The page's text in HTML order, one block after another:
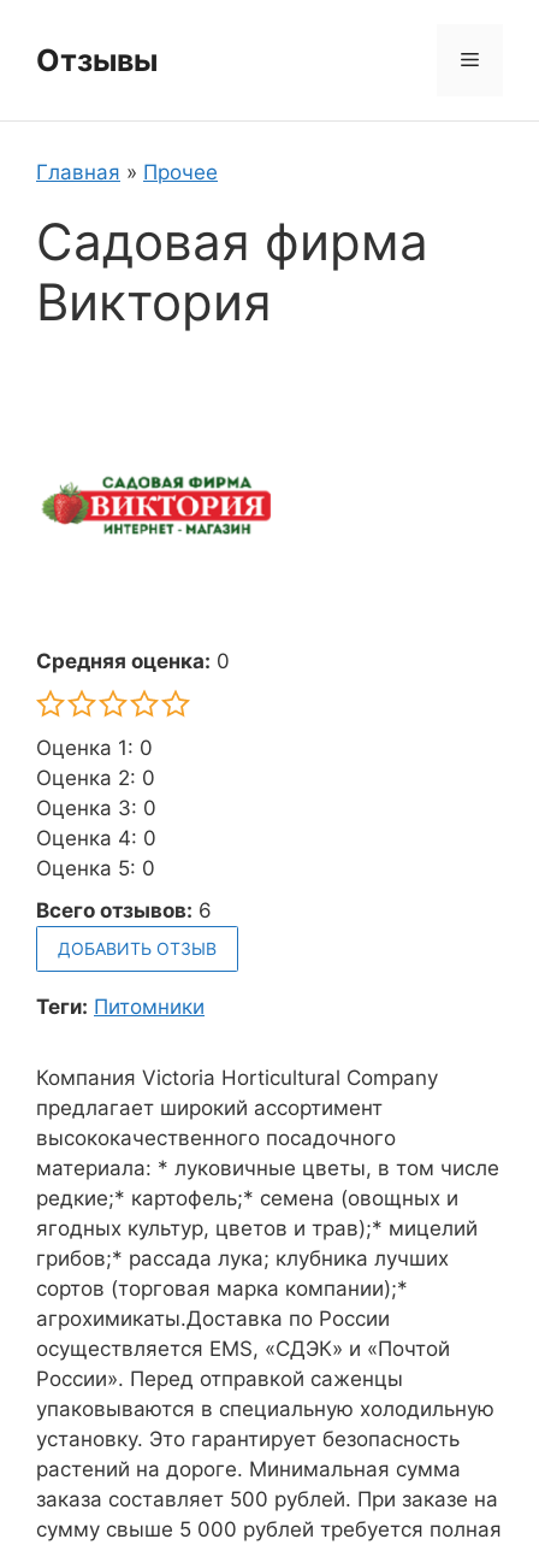
содержимому
Отзывы Меню
Главная » Прочее
Садовая фирма
Виктория
Средняя оценка: 0
Оценка 1: 0
Оценка 2: 0
Оценка 3: 0
Оценка 4: 0
Оценка 5: 0
Всего отзывов: 6
ДОБАВИТЬ ОТЗЫВ
Теги: Питомники
Компания Victoria Horticultural Company
предлагает широкий ассортимент
высококачественного посадочного
материала: * луковичные цветы, в том числе
редкие;* картофель;* семена (овощных и
ягодных культур, цветов и трав);* мицелий
грибов;* рассада лука; клубника лучших
сортов (торговая марка компании);*
агрохимикаты.Доставка по России
осуществляется EMS, «СДЭК» и «Почтой
России». Перед отправкой саженцы
упаковываются в специальную холодильную
установку. Это гарантирует безопасность
растений на дороге. Минимальная сумма
заказа составляет 500 рублей. При заказе на
сумму свыше 5 000 рублей требуется полная